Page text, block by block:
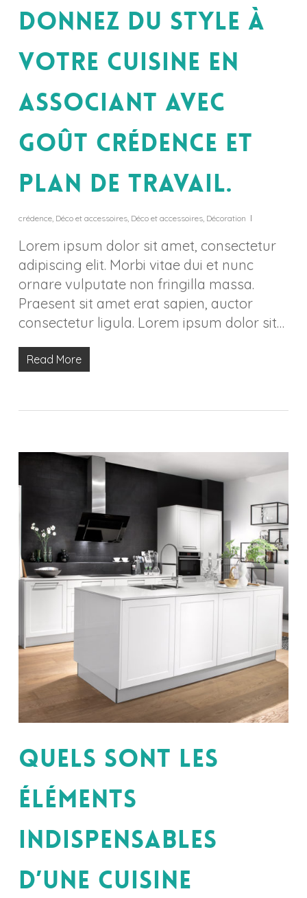
Donnez du style à
votre cuisine en
associant avec
goût crédence et
plan de travail.
crédence, Déco et accessoires, Déco et accessoires, Décoration
Lorem ipsum dolor sit amet, consectetur
adipiscing elit. Morbi vitae dui et nunc
ornare vulputate non fringilla massa.
Praesent sit amet erat sapien, auctor
consectetur ligula. Lorem ipsum dolor sit…
Read More
Quels sont les
éléments
indispensables
d’une cuisine